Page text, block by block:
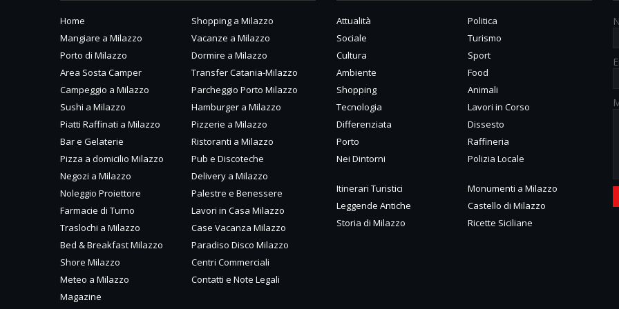
Home
Shopping a Milazzo
Mangiare a Milazzo
Vacanze a Milazzo
Porto di Milazzo
Dormire a Milazzo
Area Sosta Camper
Transfer Catania-Milazzo
Campeggio a Milazzo
Parcheggio Porto Milazzo
Sushi a Milazzo
Hamburger a Milazzo
Piatti Raffinati a Milazzo
Pizzerie a Milazzo
Bar e Gelaterie
Ristoranti a Milazzo
Pizza a domicilio Milazzo
Pub e Discoteche
Negozi a Milazzo
Delivery a Milazzo
Noleggio Proiettore
Palestre e Benessere
Farmacie di Turno
Lavori in Casa Milazzo
Traslochi a Milazzo
Case Vacanza Milazzo
Bed & Breakfast Milazzo
Paradiso Disco Milazzo
Shore Milazzo
Centri Commerciali
Meteo a Milazzo
Contatti e Note Legali
Magazine
Attualità
Politica
Sociale
Turismo
Cultura
Sport
Ambiente
Food
Shopping
Animali
Tecnologia
Lavori in Corso
Differenziata
Dissesto
Porto
Raffineria
Nei Dintorni
Polizia Locale
Itinerari Turistici
Monumenti a Milazzo
Leggende Antiche
Castello di Milazzo
Storia di Milazzo
Ricette Siciliane